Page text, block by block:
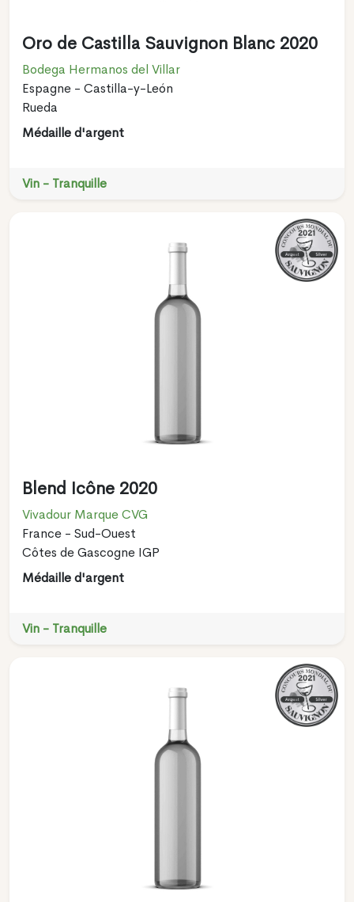
Oro de Castilla Sauvignon Blanc 2020
Bodega Hermanos del Villar
Espagne - Castilla-y-León
Rueda
Médaille d'argent
Vin - Tranquille
Blend Icône 2020
Vivadour Marque CVG
France - Sud-Ouest
Côtes de Gascogne IGP
Médaille d'argent
Vin - Tranquille